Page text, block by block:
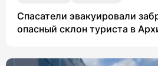
Спасатели эвакуировали
опасный склон туриста в